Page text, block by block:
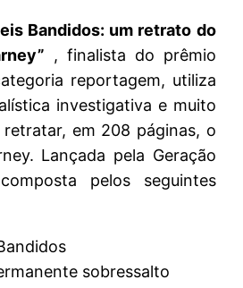
Bandidos: um retrato do
, finalista do prêmio
reportagem, utiliza
investigativa e muito
em 208 páginas, o
Lançada pela Geração
pelos seguintes
sobressalto